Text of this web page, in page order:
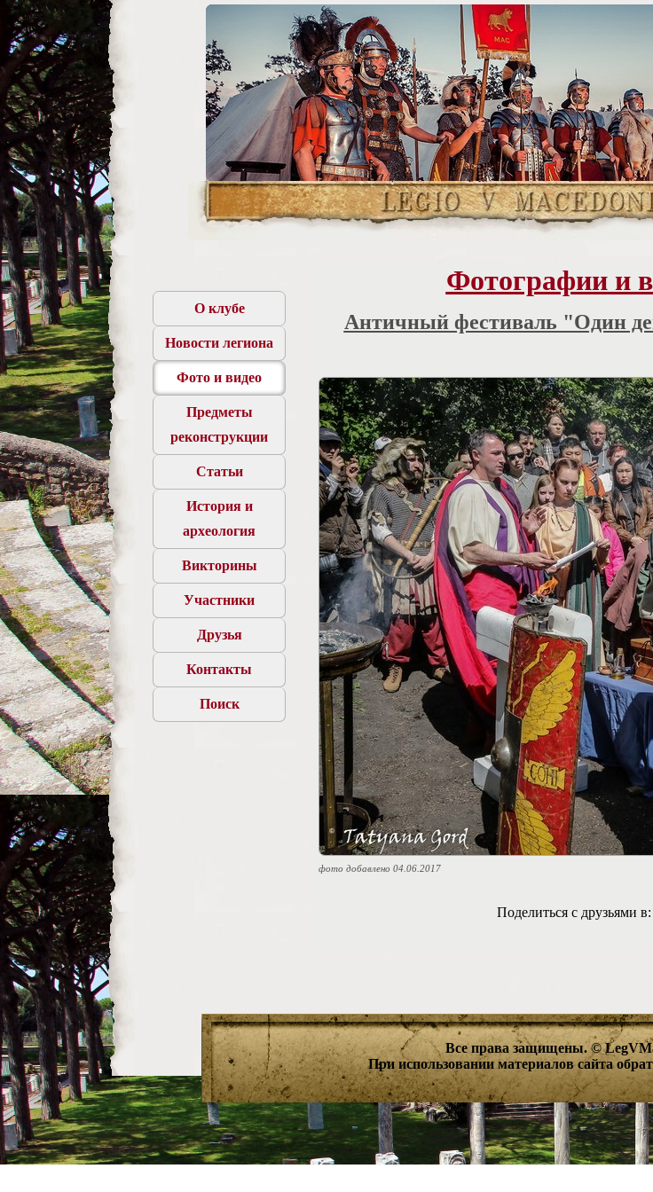
О клубе
Новости легиона
Фото и видео
Предметы
реконструкции
Статьи
История и
археология
Викторины
Участники
Друзья
Контакты
Поиск
Фотографии и
Античный фестиваль "Один
фото добавлено 04.06.2017
Поделиться с друзьями в:
Все права защищены. ©
При использовании материалов сайта